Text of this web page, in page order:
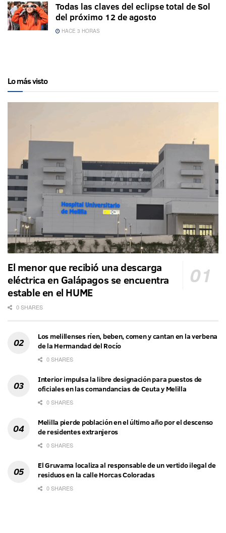
Todas las claves del eclipse total de Sol
del próximo 12 de agosto
HACE 3 HORAS
Lo más visto
El menor que recibió una descarga
eléctrica en Galápagos se encuentra
estable en el HUME
0 SHARES
Los melillenses ríen, beben, comen y cantan en la verbena
de la Hermandad del Rocío
0 SHARES
Interior impulsa la libre designación para puestos de
oficiales en las comandancias de Ceuta y Melilla
0 SHARES
Melilla pierde población en el último año por el descenso
de residentes extranjeros
0 SHARES
El Gruvama localiza al responsable de un vertido ilegal de
residuos en la calle Horcas Coloradas
0 SHARES